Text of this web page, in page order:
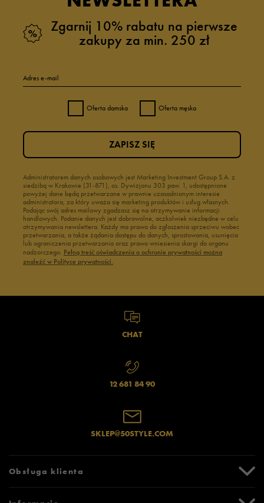
Zgarnij 10% rabatu na pierwsze
zakupy za min. 250 zł
Adres e-mail
Oferta damska Oferta męska
Administratorem danych osobowych jest Marketing Investment Group S.A. z
siedzibą w Krakowie (31-871), os. Dywizjonu 303 paw. 1, udostępnione
powyżej dane będą przetwarzane w prawnie uzasadnionym interesie
administratora, za który uważa się marketing produktów i usług własnych.
Podając swój adres mailowy zgadzasz się na otrzymywanie informacji
handlowych. Podanie danych jest dobrowolne, aczkolwiek niezbędne w celu
otrzymywania newslettera. Każdy ma prawo do zgłoszenia sprzeciwu wobec
przetwarzania, a także żądania dostępu do danych, sprostowania, usunięcia
lub ograniczenia przetwarzania oraz prawo wniesienia skargi do organu
nadzorczego. Pełną treść oświadczenia o ochronie prywatności można
znaleźć w Polityce prywatności.
ZAPISZ SIĘ
CHAT
12 681 84 90
SKLEP@50STYLE.COM
Obsługa klienta